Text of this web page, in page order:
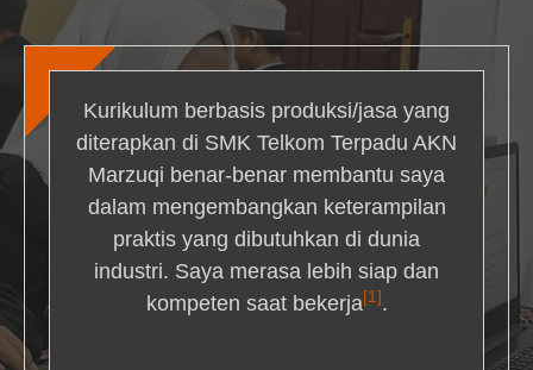
Kurikulum berbasis produksi/jasa yang
diterapkan di SMK Telkom Terpadu AKN
Marzuqi benar-benar membantu saya
dalam mengembangkan keterampilan
praktis yang dibutuhkan di dunia
industri. Saya merasa lebih siap dan
kompeten saat bekerja[1] .